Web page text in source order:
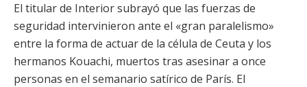
El titular de Interior subrayó que las fuerzas de
seguridad intervinieron ante el «gran paralelismo»
entre la forma de actuar de la célula de Ceuta y los
hermanos Kouachi, muertos tras asesinar a once
personas en el semanario satírico de París. El